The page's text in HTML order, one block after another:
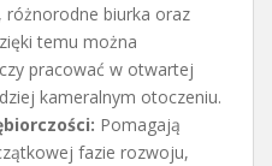
różnorodne biurka oraz
temu można
pracować w otwartej
kameralnym otoczeniu.
Pomagają
fazie rozwoju,